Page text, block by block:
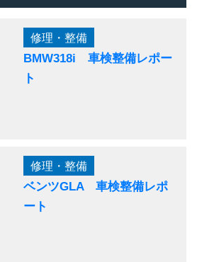
修理・整備
BMW318i 車検整備レポー
ト
修理・整備
ベンツGLA 車検整備レポ
ート